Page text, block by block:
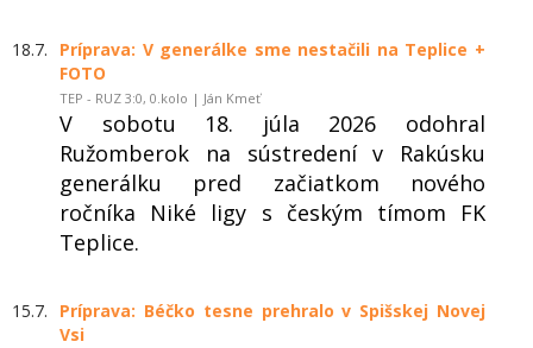
18.7.
Príprava: V generálke sme nestačili na Teplice +
FOTO
TEP - RUZ 3:0, 0.kolo | Ján Kmeť
V sobotu 18. júla 2026 odohral
Ružomberok na sústredení v Rakúsku
generálku pred začiatkom nového
ročníka Niké ligy s českým tímom FK
Teplice.
15.7.
Príprava: Béčko tesne prehralo v Spišskej Novej
Vsi